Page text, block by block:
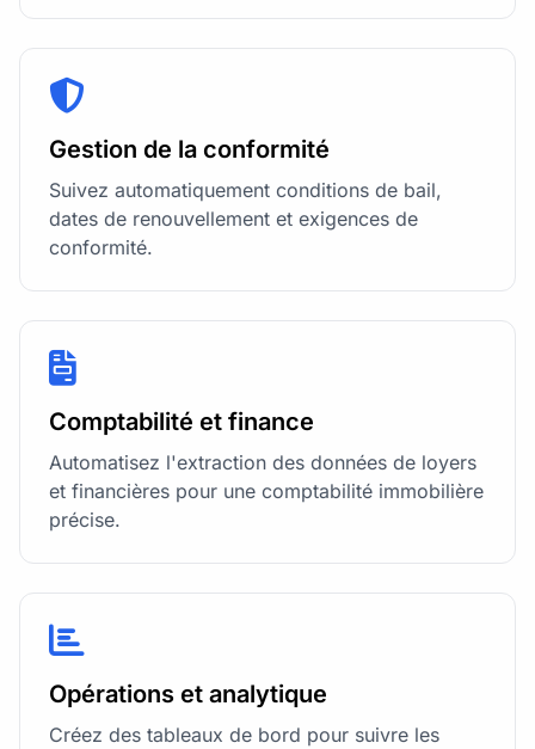
Gestion de la conformité
Suivez automatiquement conditions de bail,
dates de renouvellement et exigences de
conformité.
Comptabilité et finance
Automatisez l'extraction des données de loyers
et financières pour une comptabilité immobilière
précise.
Opérations et analytique
Créez des tableaux de bord pour suivre les